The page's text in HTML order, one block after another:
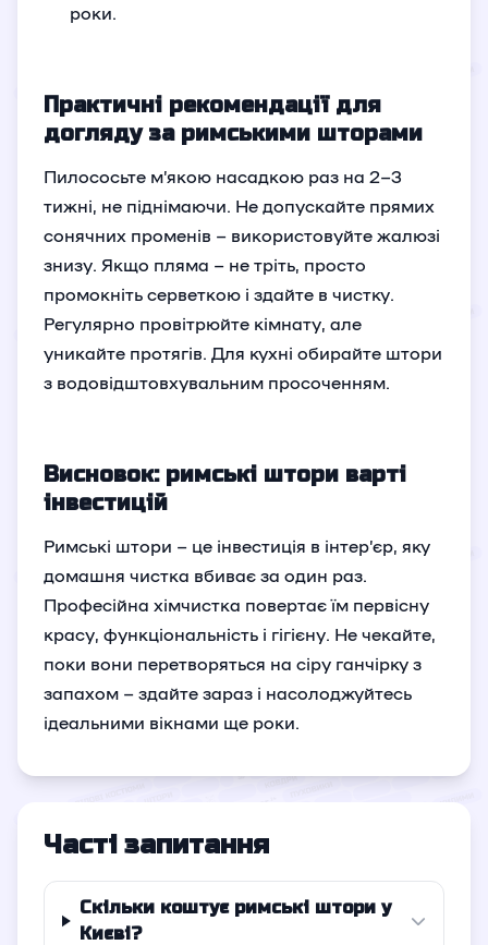
роки.
Практичні рекомендації для
догляду за римськими шторами
Пилососьте м’якою насадкою раз на 2–3
тижні, не піднімаючи. Не допускайте прямих
сонячних променів – використовуйте жалюзі
знизу. Якщо пляма – не тріть, просто
промокніть серветкою і здайте в чистку.
Регулярно провітрюйте кімнату, але
уникайте протягів. Для кухні обирайте штори
з водовідштовхувальним просоченням.
Висновок: римські штори варті
інвестицій
Римські штори – це інвестиція в інтер’єр, яку
домашня чистка вбиває за один раз.
Професійна хімчистка повертає їм первісну
красу, функціональність і гігієну. Не чекайте,
поки вони перетворяться на сіру ганчірку з
запахом – здайте зараз і насолоджуйтесь
ідеальними вікнами ще роки.
Часті запитання
Скільки коштує римські штори у
Києві?